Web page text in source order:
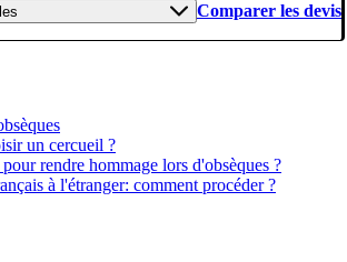
Comparer les devis
un cercueil ?
rendre hommage lors d'obsèques ?
à l'étranger: comment procéder ?